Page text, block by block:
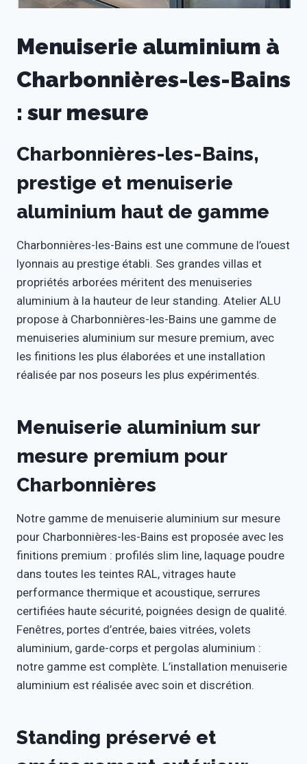
Menuiserie aluminium à
Charbonnières-les-Bains
: sur mesure
Charbonnières-les-Bains,
prestige et menuiserie
aluminium haut de gamme
Charbonnières-les-Bains est une commune de l’ouest
lyonnais au prestige établi. Ses grandes villas et
propriétés arborées méritent des menuiseries
aluminium à la hauteur de leur standing. Atelier ALU
propose à Charbonnières-les-Bains une gamme de
menuiseries aluminium sur mesure premium, avec
les finitions les plus élaborées et une installation
réalisée par nos poseurs les plus expérimentés.
Menuiserie aluminium sur
mesure premium pour
Charbonnières
Notre gamme de menuiserie aluminium sur mesure
pour Charbonnières-les-Bains est proposée avec les
finitions premium : profilés slim line, laquage poudre
dans toutes les teintes RAL, vitrages haute
performance thermique et acoustique, serrures
certifiées haute sécurité, poignées design de qualité.
Fenêtres, portes d’entrée, baies vitrées, volets
aluminium, garde-corps et pergolas aluminium :
notre gamme est complète. L’installation menuiserie
aluminium est réalisée avec soin et discrétion.
Standing préservé et